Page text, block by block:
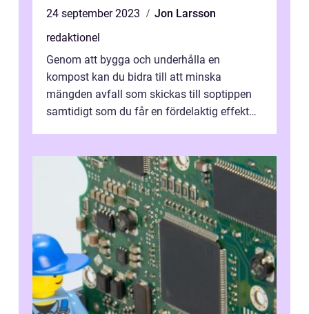
24 september 2023
Jon Larsson
redaktionel
Genom att bygga och underhålla en
kompost kan du bidra till att minska
mängden avfall som skickas till soptippen
samtidigt som du får en fördelaktig effekt